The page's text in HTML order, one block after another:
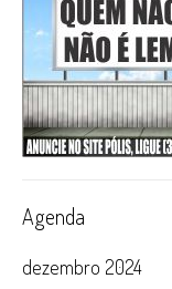
Agenda
dezembro 2024